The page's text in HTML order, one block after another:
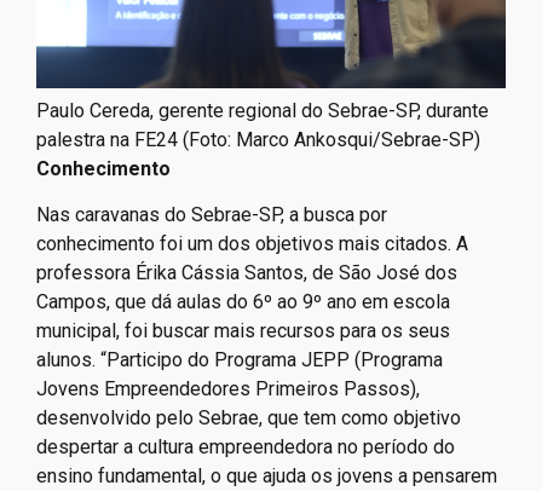
Paulo Cereda, gerente regional do Sebrae-SP, durante
palestra na FE24 (Foto: Marco Ankosqui/Sebrae-SP)
Conhecimento
Nas caravanas do Sebrae-SP, a busca por
conhecimento foi um dos objetivos mais citados. A
professora Érika Cássia Santos, de São José dos
Campos, que dá aulas do 6º ao 9º ano em escola
municipal, foi buscar mais recursos para os seus
alunos. “Participo do Programa JEPP (Programa
Jovens Empreendedores Primeiros Passos),
desenvolvido pelo Sebrae, que tem como objetivo
despertar a cultura empreendedora no período do
ensino fundamental, o que ajuda os jovens a pensarem